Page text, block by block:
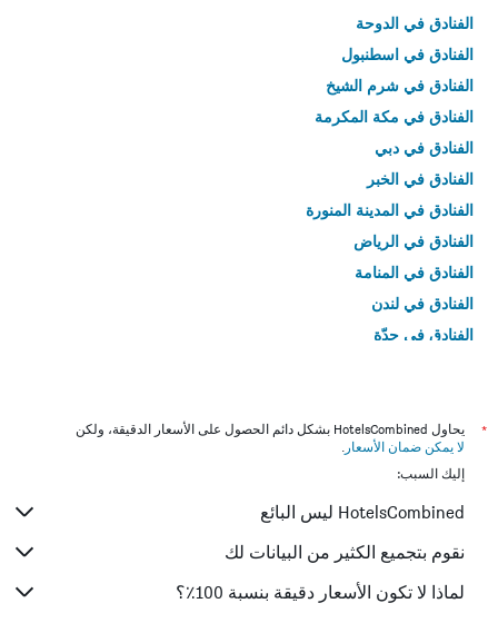
الفنادق في الدوحة
الفنادق في اسطنبول
الفنادق في شرم الشيخ
الفنادق في مكة المكرمة
الفنادق في دبي
الفنادق في الخبر
الفنادق في المدينة المنورة
الفنادق في الرياض
الفنادق في المنامة
الفنادق في لندن
الفنادق في جدّة
*
يحاول HotelsCombined بشكل دائم الحصول على الأسعار الدقيقة، ولكن
لا يمكن ضمان الأسعار .
إليك السبب:
HotelsCombined ليس البائع
نقوم بتجميع الكثير من البيانات لك
لماذا لا تكون الأسعار دقيقة بنسبة 100٪؟